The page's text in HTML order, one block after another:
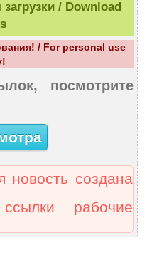
/ Download
/ For personal use
посмотрите
новость создана
рабочие